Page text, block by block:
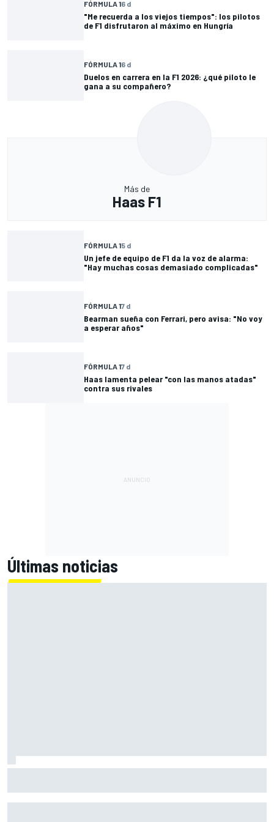
FÓRMULA 16 d
"Me recuerda a los viejos tiempos": los pilotos
de F1 disfrutaron al máximo en Hungría
FÓRMULA 16 d
Duelos en carrera en la F1 2026: ¿qué piloto le
gana a su compañero?
Más de
Haas F1
FÓRMULA 15 d
Un jefe de equipo de F1 da la voz de alarma:
"Hay muchas cosas demasiado complicadas"
FÓRMULA 17 d
Bearman sueña con Ferrari, pero avisa: "No voy
a esperar años"
FÓRMULA 17 d
Haas lamenta pelear "con las manos atadas"
contra sus rivales
Últimas noticias